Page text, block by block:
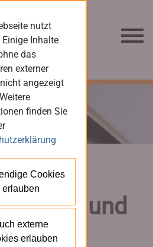
und
Presse und
nutzt
Einige Inhalte
das
externer
angezeigt
finden Sie
Cookies
erlauben
externe
erlauben